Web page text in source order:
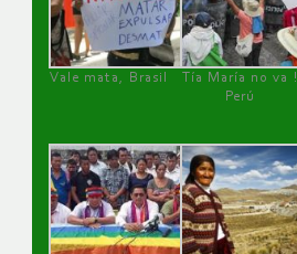
Vale mata, Brasil
Tía María no va !
Perú